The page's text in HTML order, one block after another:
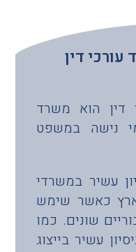
דין
דין הוא משרד
נישה במשפט
עשיר במשרדי
כאשר שימש
שונים. כמו
עשיר בייצוג